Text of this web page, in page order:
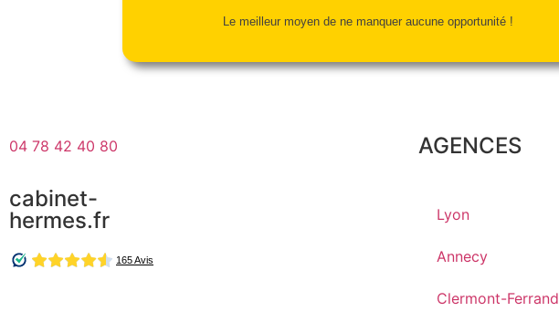
Le meilleur moyen de ne manquer aucune opportunité !
04 78 42 40 80
cabinet-
hermes.fr
AGENCES
Lyon
Annecy
Clermont-Ferrand